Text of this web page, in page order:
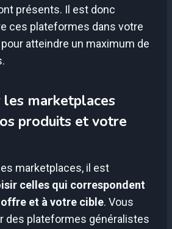
présents. Il est donc
ces plateformes dans votre
atteindre un maximum de
marketplaces
produits et votre
marketplaces, il est
celles qui correspondent
offre et à votre cible. Vous
des plateformes généralistes